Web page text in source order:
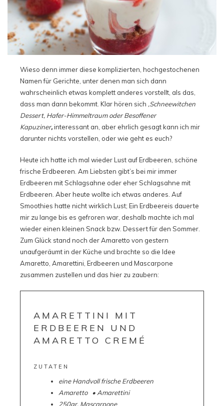
Wieso denn immer diese komplizierten, hochgestochenen
Namen für Gerichte, unter denen man sich dann
wahrscheinlich etwas komplett anderes vorstellt, als das,
dass man dann bekommt. Klar hören sich ‚Schneewitchen
Dessert, Hafer-Himmeltraum oder Besoffener
Kapuziner‚interessant an, aber ehrlich gesagt kann ich mir
darunter nichts vorstellen, oder wie geht es euch?
Heute ich hatte ich mal wieder Lust auf Erdbeeren, schöne
frische Erdbeeren. Am Liebsten gibt’s bei mir immer
Erdbeeren mit Schlagsahne oder eher Schlagsahne mit
Erdbeeren. Aber heute wollte ich etwas anderes. Auf
Smoothies hatte nicht wirklich Lust; Ein Erdbeereis dauerte
mir zu lange bis es gefroren war, deshalb machte ich mal
wieder einen kleinen Snack bzw. Dessert für den Sommer.
Zum Glück stand noch der Amaretto von gestern
unaufgeräumt in der Küche und brachte so die Idee
Amaretto, Amarettini, Erdbeeren und Mascarpone
zusammen zustellen und das hier zu zaubern:
AMARETTINI MIT
ERDBEEREN UND
AMARETTO CREMÉ
ZUTATEN
eine Handvoll frische Erdbeeren
Amaretto • Amarettini
250gr. Mascarpone